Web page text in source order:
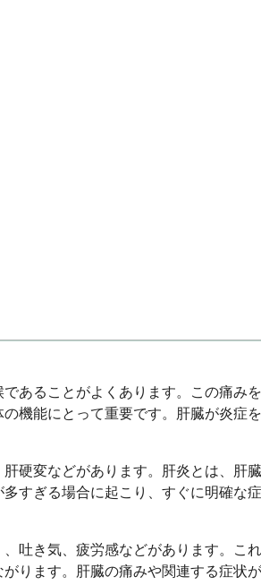
あることがよくあります。この痛み
機能にとって重要です。肝臓が炎
硬変などがあります。肝炎とは、
すぎる場合に起こり、すぐに明確
吐き気、疲労感などがあります。こ
ります。肝臓の痛みや関連する症状